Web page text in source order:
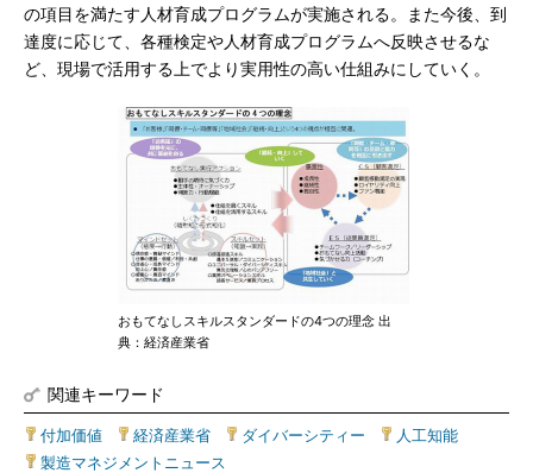
の項目を満たす人材育成プログラムが実施される。また今後、到
達度に応じて、各種検定や人材育成プログラムへ反映させるな
ど、現場で活用する上でより実用性の高い仕組みにしていく。
おもてなしスキルスタンダードの4つの理念 出
典：経済産業省
関連キーワード
付加価値 経済産業省 ダイバーシティー 人工知能
製造マネジメントニュース